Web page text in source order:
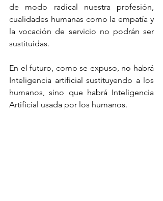
de modo radical nuestra profesión,
cualidades humanas como la empatía y
la vocación de servicio no podrán ser
sustituidas.
En el futuro, como se expuso, no habrá
Inteligencia artificial sustituyendo a los
humanos, sino que habrá Inteligencia
Artificial usada por los humanos.